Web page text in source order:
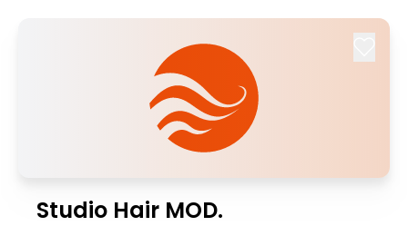
Studio Hair MOD.